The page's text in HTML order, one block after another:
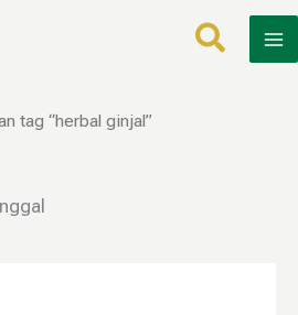
tag “herbal ginjal”